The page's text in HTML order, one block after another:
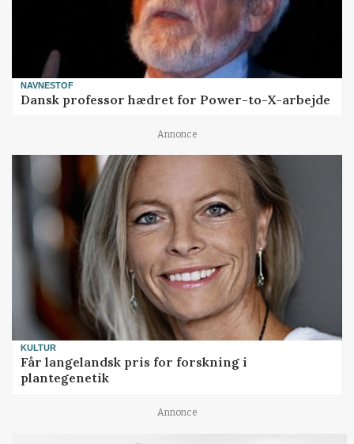
NAVNESTOF
Dansk professor hædret for Power-to-X-arbejde
Annonce
KULTUR
Får langelandsk pris for forskning i
plantegenetik
Annonce